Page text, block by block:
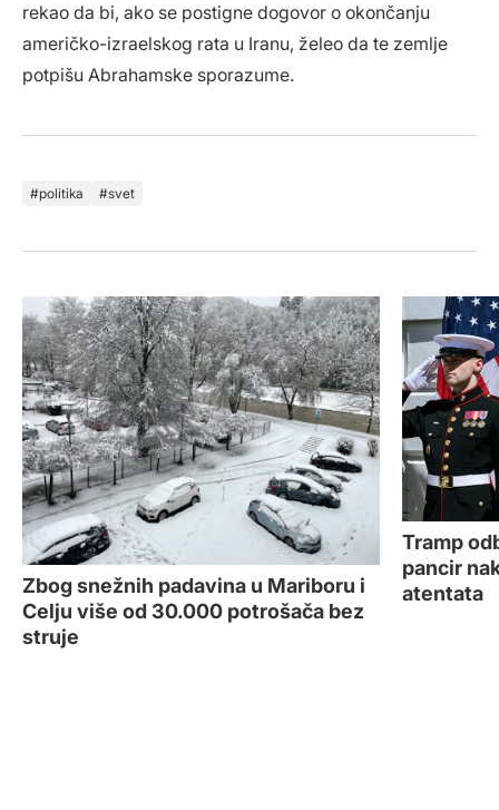
rekao da bi, ako se postigne dogovor o okončanju
američko-izraelskog rata u Iranu, želeo da te zemlje
potpišu Abrahamske sporazume.
politika svet
Zbog snežnih padavina u Mariboru i
Celju više od 30.000 potrošača bez
struje
Tramp
pancir
atentata